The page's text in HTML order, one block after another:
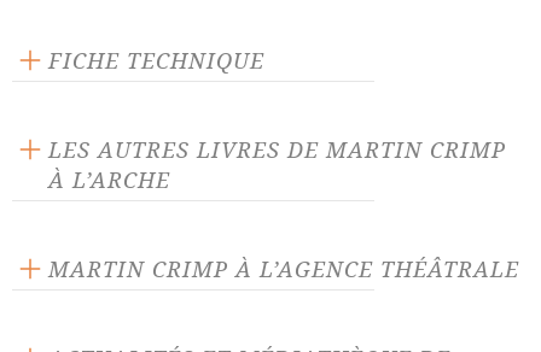
FICHE TECHNIQUE
96 pages
Prix : 12.50 €
Langue source : anglais
LES AUTRES LIVRES DE MARTIN CRIMP
À L’ARCHE
MARTIN CRIMP À L’AGENCE THÉÂTRALE